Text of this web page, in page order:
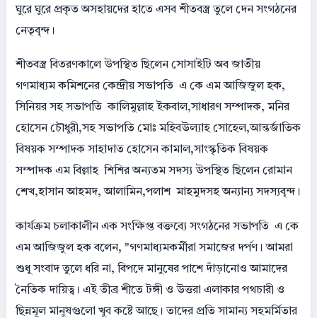
ঘুরে ঘুরে প্রকৃত অসহায়দের হাতে এসব শীতবস্ত্র তুলে দেন সংগঠনের
নেতৃবৃন্দ।
​শীতবস্ত্র বিতরণকালে উপস্থিত ছিলেন সোসাইটি অব জাতীয়
গণমাধ্যম কমিশনের কেন্দ্রীয় সভাপতি এ কে এম আজিজুল হক,
সিনিয়র সহ সভাপতি কালিমুল্লাহ ইকবাল,সাধারণ সম্পাদক, মনির
হোসেন চৌধুরী,সহ সভাপতি মোঃ মহিবউল্যাহ সোহেল,আন্তর্জাতিক
বিষয়ক সম্পাদক সাহাদাত হোসেন কামাল,সাংস্কৃতিক বিষয়ক
সম্পাদক এম বিল্লাহ শিশির অন্যতম সদস্য উপস্থিত ছিলেন রোমান
শেখ,হাসান আহমদ, আলামিন,পলাশ মাহমুদসহ অন্যান্য সদস্যবৃন্দ।
​কার্যক্রম চলাকালীন এক সংক্ষিপ্ত বক্তব্যে সংগঠনের সভাপতি এ কে
এম আজিজুল হক বলেন, "গণমাধ্যমকর্মীরা সমাজের দর্পণ। আমরা
শুধু সংবাদ তুলে ধরি না, বিপদে মানুষের পাশে দাঁড়ানোও আমাদের
নৈতিক দায়িত্ব। এই তীব্র শীতে টঙ্গী ও উত্তরা এলাকার পথচারী ও
ছিন্নমূল মানুষগুলো খুব কষ্টে আছে। তাদের প্রতি সামান্য সহমর্মিতার